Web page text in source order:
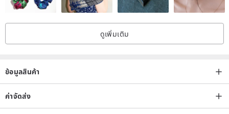
ดูเพิ่มเติม
ข้อมูลสินค้า
ค่าจัดส่ง